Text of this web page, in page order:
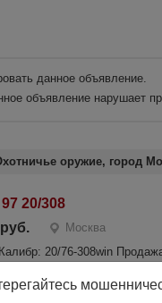
данное объявление.
объявление нарушает
оружие, город
20/308
Москва
20/76-308win
на ганзе. Вероятно,